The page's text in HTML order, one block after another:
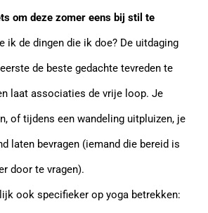
om deze zomer eens bij stil te
ik de dingen die ik doe? De uitdaging
de beste gedachte tevreden te
laat associaties de vrije loop. Je
of tijdens een wandeling uitpluizen, je
laten bevragen (iemand die bereid is
door te vragen).
ook specifieker op yoga betrekken: